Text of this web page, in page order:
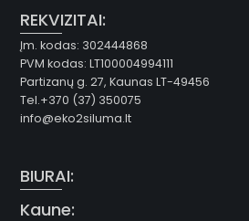
REKVIZITAI:
Įm. kodas: 302444868
PVM kodas: LT100004994111
Partizanų g. 27, Kaunas LT-49456
Tel.+370 (37) 350075
info@eko2siluma.lt
BIURAI:
Kaune: